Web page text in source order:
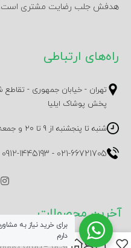
هدفش جلب رضایت مشتری است.
راه‌های ارتباطی
پخش پوشاک ایلیا
شنبه تا پنجشنبه از 9 تا 20 و جمعه ها از 11 تا 18
021-66721705
-
0912-1445193
آخرین محصولات
برای خرید نیاز به
دارم
0